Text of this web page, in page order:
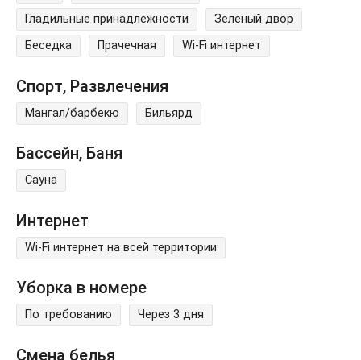
Гладильные принадлежности
Зеленый двор
Беседка
Прачечная Wi-Fi интернет
Спорт, Развлечения
Мангал/барбекю Бильярд
Бассейн, Баня
Сауна
Интернет
Wi-Fi интернет на всей территории
Уборка в номере
По требованию Через 3 дня
Смена белья